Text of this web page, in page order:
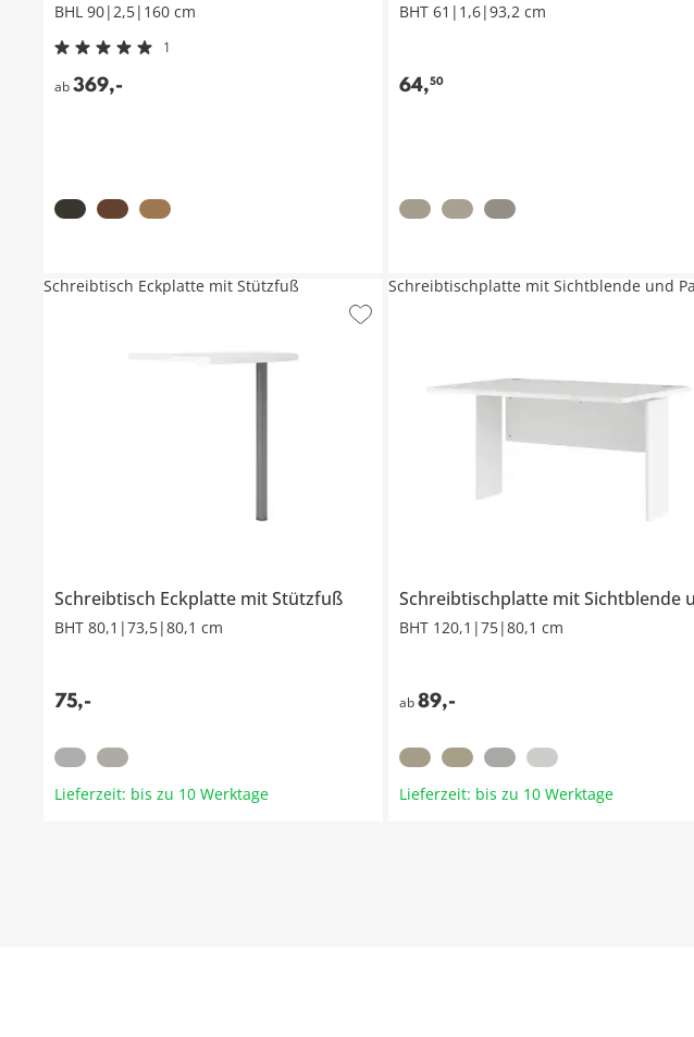
BHL 90|2,5|160 cm
1
ab369,-
BHT 61|1,6|93,2 cm
64,50
Schreibtisch Eckplatte mit Stützfuß
BHT 80,1|73,5|80,1 cm
75,-
Schreibtisch Eckplatte mit Stützfuß
Lieferzeit: bis zu 10 Werktage
BHT 120,1|75|80,1 cm
ab 89,-
Schreibtischplatte mit Sichtblende und
Lieferzeit: bis zu 10 Werktage